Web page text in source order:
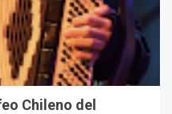
Chileno del